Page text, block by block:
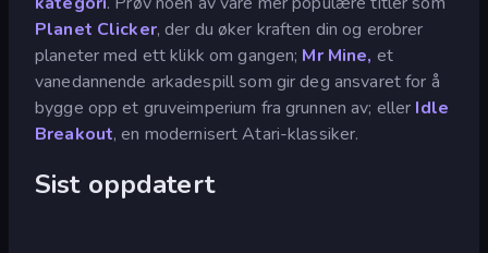
Planet Clicker, der du øker kraften din og erobrer
planeter med ett klikk om gangen; Mr Mine, et
vanedannende arkadespill som gir deg ansvaret for å
bygge opp et gruveimperium fra grunnen av; eller Idle
Breakout, en modernisert Atari-klassiker.
Sist oppdatert